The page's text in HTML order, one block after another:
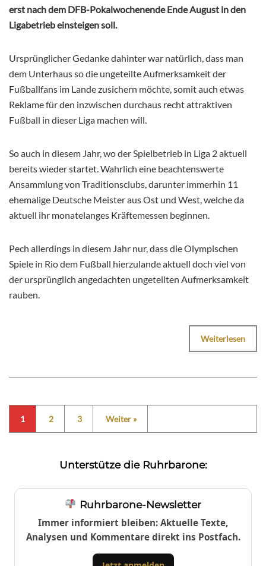
erst nach dem DFB-Pokalwochenende Ende August in den
Ligabetrieb einsteigen soll.
Ursprünglicher Gedanke dahinter war natürlich, dass man
dem Unterhaus so die ungeteilte Aufmerksamkeit der
Fußballfans im Lande zusichern möchte, somit auch etwas
Reklame für den inzwischen durchaus recht attraktiven
Fußball in dieser Liga machen will.
So auch in diesem Jahr, wo der Spielbetrieb in Liga 2 aktuell
bereits wieder startet. Wahrlich eine beachtenswerte
Ansammlung von Traditionsclubs, darunter immerhin 11
ehemalige Deutsche Meister aus Ost und West, welche da
aktuell ihr monatelanges Kräftemessen beginnen.
Pech allerdings in diesem Jahr nur, dass die Olympischen
Spiele in Rio dem Fußball hierzulande aktuell doch viel von
der ursprünglich angedachten ungeteilten Aufmerksamkeit
rauben.
Weiterlesen
1 2 3 Weiter »
Unterstütze die Ruhrbarone:
Ruhrbarone-Newsletter
Immer informiert bleiben: Aktuelle Texte,
Analysen und Kommentare direkt ins Postfach.